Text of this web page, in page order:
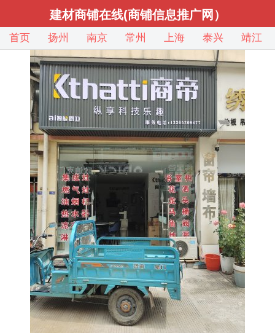
建材商铺在线(商铺信息推广网）
首页 扬州 南京 常州 上海 泰兴 靖江